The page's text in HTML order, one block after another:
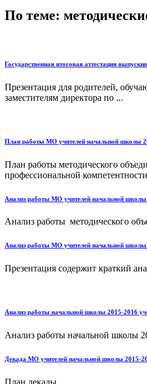
По теме:
Государственная итоговая аттестация
Презентация для родителей,
заместителям директора по ...
План работы МО учителей начальной школы
План работы методического
профессиональной
Анализ работы МО учителей начальной
Анализ работы методического
Анализ работы МО учителей начальной школы
Презентация содержит краткий
Анализ работы начальной школы 2015-2016
Анализ работы начальной школы
Декада МО учителей начальной школы 2015-